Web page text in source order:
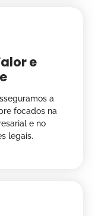
e
a
focados na
e no
legais.